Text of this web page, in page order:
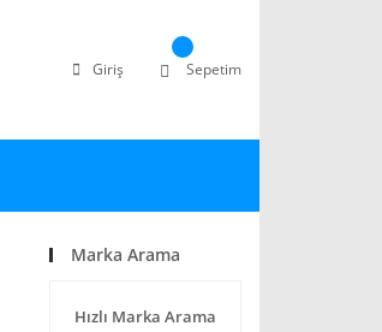
Giriş Sepetim
Marka Arama
Hızlı Marka Arama